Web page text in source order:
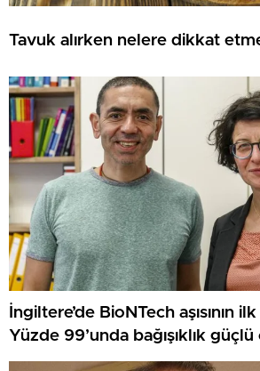
Tavuk alırken nelere dikkat
İngiltere’de BioNTech aşısının
Yüzde 99’unda bağışıklık güçlü